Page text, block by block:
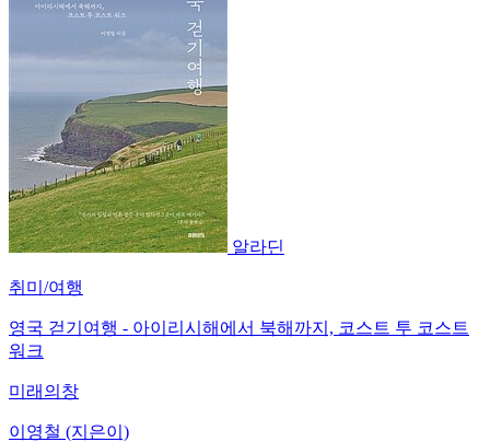
알라딘
취미/여행
영국 걷기여행 - 아이리시해에서 북해까지, 코스트 투 코스트
워크
미래의창
이영철 (지은이)